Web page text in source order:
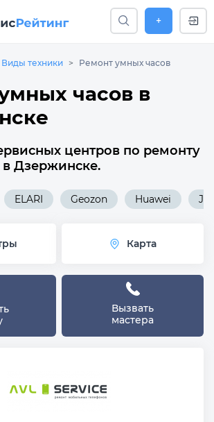
+
Виды техники Ремонт умных часов
часов в
центров по ремонту
Дзержинске.
ELARI Geozon Huawei Jet
Карта
Вызвать
мастера